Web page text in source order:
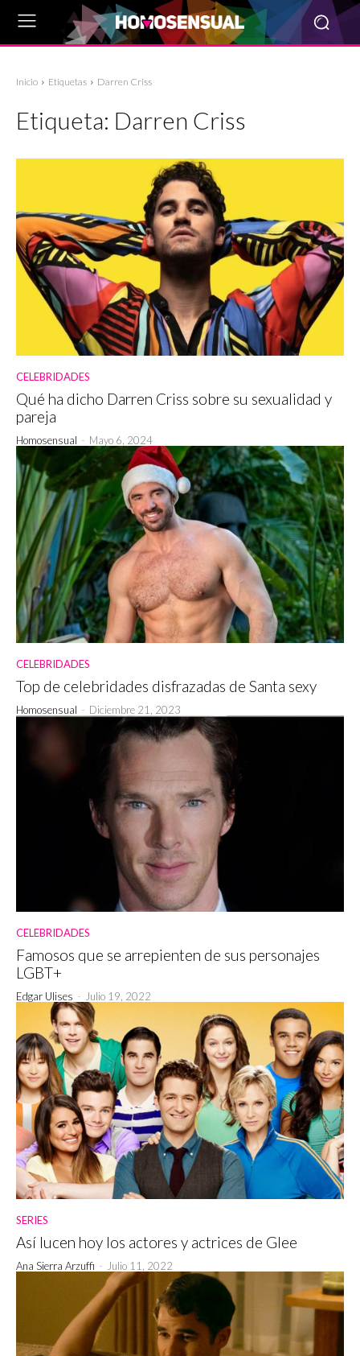
Inicio Etiquetas Darren Criss
Etiqueta: Darren Criss
CELEBRIDADES
Qué ha dicho Darren Criss sobre su sexualidad y
pareja
Homosensual - Mayo 6, 2024
CELEBRIDADES
Top de celebridades disfrazadas de Santa sexy
Homosensual - Diciembre 21, 2023
CELEBRIDADES
Famosos que se arrepienten de sus personajes
LGBT+
Edgar Ulises - Julio 19, 2022
SERIES
Así lucen hoy los actores y actrices de Glee
Ana Sierra Arzuffi - Julio 11, 2022